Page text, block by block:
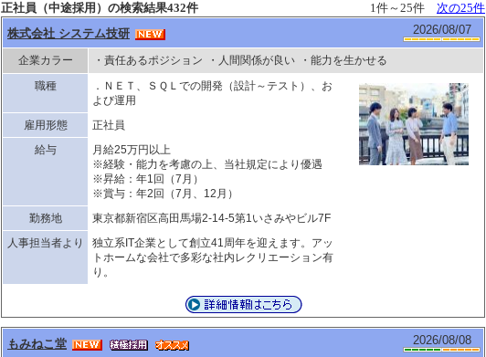
正社員（中途採用）の検索結果432件 1件～25件 次の25件
株式会社 システム技研
2026/08/07
企業カラー ・責任あるポジション ・人間関係が良い
・能力を生かせる
職種
．ＮＥＴ、ＳＱＬでの開発（設計～テスト）、お
よび運用
雇用形態
正社員
給与
月給25万円以上
※経験・能力を考慮の上、当社規定により優遇
※昇給：年1回（7月）
※賞与：年2回（7月、12月）
勤務地
東京都新宿区高田馬場2-14-5第1いさみやビル7F
人事担当者より
独立系IT企業として創立41周年を迎えます。アッ
トホームな会社で多彩な社内レクリエーション有
り。
もみねこ堂 2026/08/08